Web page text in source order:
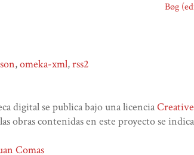
Bøg
,omeka-xml,rss2
digital se publica bajo una licencia
obras contenidas en este proyecto se
Comas